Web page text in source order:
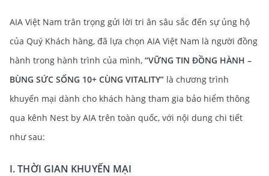
AIA Việt Nam trân trọng gửi lời tri ân sâu sắc đến sự ủng hộ
của Quý Khách hàng, đã lựa chọn AIA Việt Nam là người đồng
hành trong hành trình của mình, “VỮNG TIN ĐỒNG HÀNH –
BÙNG SỨC SỐNG 10+ CÙNG VITALITY” là chương trình
khuyến mại dành cho khách hàng tham gia bảo hiểm thông
qua kênh Nest by AIA trên toàn quốc, với nội dung chi tiết
như sau:
I. THỜI GIAN KHUYẾN MẠI